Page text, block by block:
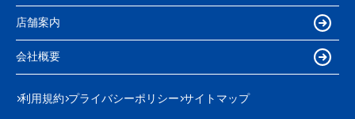
店舗案内
会社概要
利用規約 プライバシーポリシー サイトマップ